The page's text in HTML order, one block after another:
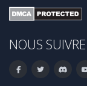
NOUS SUIVRE